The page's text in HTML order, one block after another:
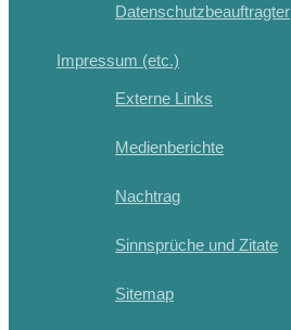
Datenschutzbeauftragter
Impressum (etc.)
Externe Links
Medienberichte
Nachtrag
Sinnsprüche und Zitate
Sitemap